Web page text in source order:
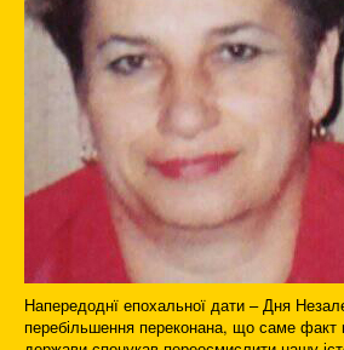
Напередоднї епохальної дати – Дня
перебільшення переконана, що саме факт